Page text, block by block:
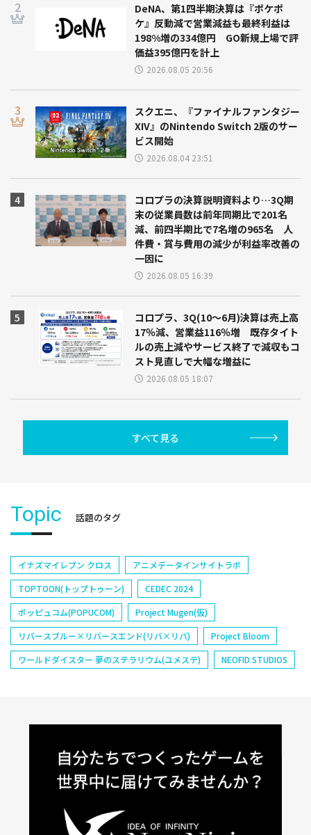
DeNA、第1四半期決算は『ポケポ
ケ』反動減で営業減益も最終利益は
198%増の334億円 GO新規上場で評
価益395億円を計上
2026.08.05 20:56
スクエニ、『ファイナルファンタジー
XIV』のNintendo Switch 2版のサー
ビス開始
2026.08.04 23:51
コロプラの決算説明資料より…3Q期
末の従業員数は前年同期比で201名
減、前四半期比で7名増の965名 人
件費・賞与費用の減少が利益率改善の
一因に
2026.08.05 16:39
コロプラ、3Q(10～6月)決算は売上高
17％減、営業益116％増 既存タイト
ルの売上減やサービス終了で減収もコ
スト見直しで大幅な増益に
2026.08.05 18:07
すべて見る
Topic 話題のタグ
イナズマイレブン クロス
アニメデータインサイトラボ
TOPTOON(トップトゥーン)
CEDEC 2024
ポッピュコム(POPUCOM)
Project Mugen(仮)
リバースブルー×リバースエンド(リバ×リバ)
Project Bloom
ワールドダイスター 夢のステラリウム(ユメステ)
NEOFID STUDIOS